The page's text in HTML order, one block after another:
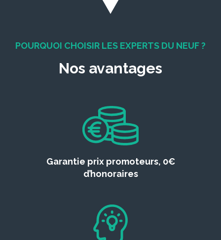
POURQUOI CHOISIR LES EXPERTS DU NEUF ?
Nos avantages
Garantie prix promoteurs, 0€
d’honoraires